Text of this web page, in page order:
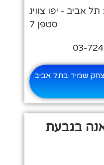
אביב - יפו צוויג
סטפן 7
שמיר בתל אביב
בגבעת